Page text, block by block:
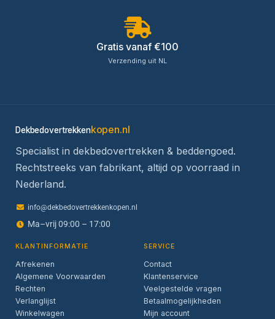
Gratis vanaf €100
Verzending uit NL
Dekbedovertrekkenkopen.nl
Specialist in dekbedovertrekken & beddengoed.
Rechtstreeks van fabrikant, altijd op voorraad in
Nederland.
info@dekbedovertrekkenkopen.nl
Ma–vrij 09:00 – 17:00
KLANTINFORMATIE
Afrekenen
Algemene Voorwaarden
Rechten
Verlanglijst
Winkelwagen
SERVICE
Contact
Klantenservice
Veelgestelde vragen
Betaalmogelijkheden
Mijn account